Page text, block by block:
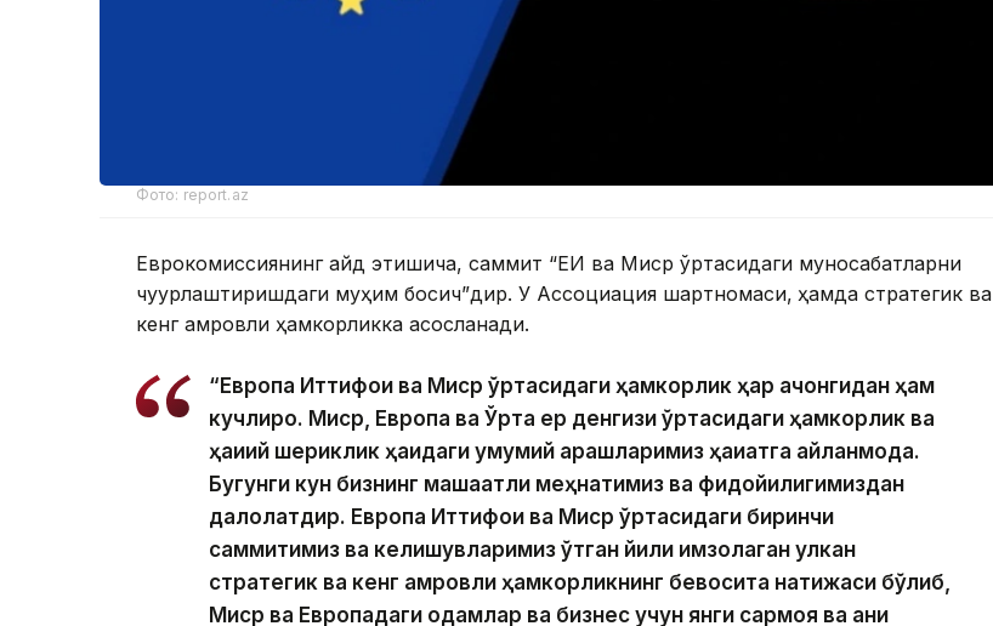
Фото: report.az
Еврокомиссиянинг қайд этишича, саммит “ЕИ ва Миср ўртасидаги муносабатларни
чуқурлаштиришдаги муҳим босқич”дир. У Ассоциация шартномаси, ҳамда стратегик ва
кенг қамровли ҳамкорликка асосланади.
“Европа Иттифоқи ва Миср ўртасидаги ҳамкорлик ҳар қачонгидан ҳам
кучлироқ. Миср, Европа ва Ўрта ер денгизи ўртасидаги ҳамкорлик ва
ҳақиқий шериклик ҳақидаги умумий қарашларимиз ҳақиқатга айланмоқда.
Бугунги кун бизнинг машаққатли меҳнатимиз ва фидойилигимиздан
далолатдир. Европа Иттифоқи ва Миср ўртасидаги биринчи
саммитимиз ва келишувларимиз ўтган йили имзолаган улкан
стратегик ва кенг қамровли ҳамкорликнинг бевосита натижаси бўлиб,
Миср ва Европадаги одамлар ва бизнес учун янги сармоя ва аниқ